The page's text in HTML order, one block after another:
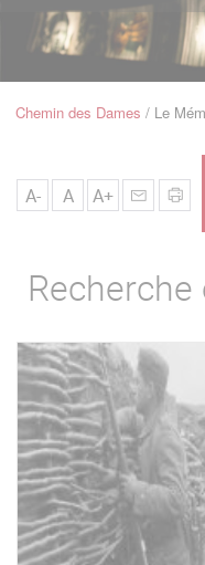
Navigation
Fil
Chemin des Dames Le
A- A A+